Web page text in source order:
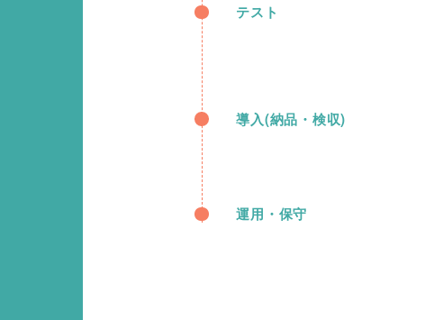
テスト
導入(納品・検収)
運用・保守